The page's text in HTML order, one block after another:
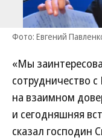
Фото: Евгений
«Мы
сотрудничество
на взаимном
и сегодняшняя
сказал господин